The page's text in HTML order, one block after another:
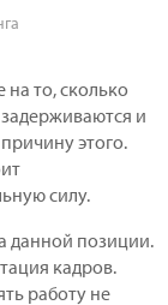
то, сколько
и
этого.
силу.
данной позиции.
кадров.
работу не